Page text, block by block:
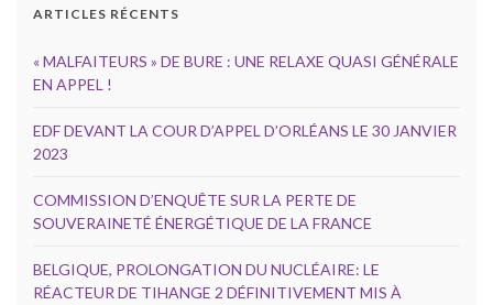
ARTICLES RÉCENTS
« MALFAITEURS » DE BURE : UNE RELAXE QUASI GÉNÉRALE
EN APPEL !
EDF DEVANT LA COUR D’APPEL D’ORLÉANS LE 30 JANVIER
2023
COMMISSION D’ENQUÊTE SUR LA PERTE DE
SOUVERAINETÉ ÉNERGÉTIQUE DE LA FRANCE
BELGIQUE, PROLONGATION DU NUCLÉAIRE: LE
RÉACTEUR DE TIHANGE 2 DÉFINITIVEMENT MIS À